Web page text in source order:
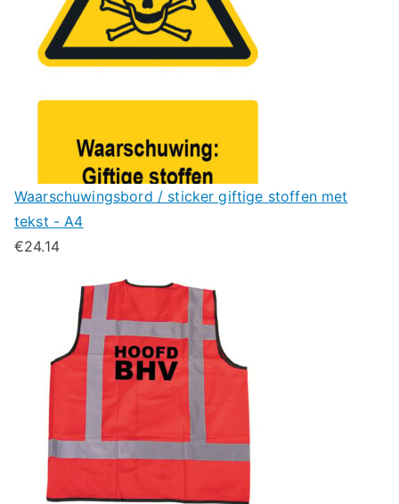
Waarschuwingsbord / sticker giftige stoffen met
tekst - A4
€24.14